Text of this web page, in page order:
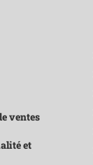
ventes
et